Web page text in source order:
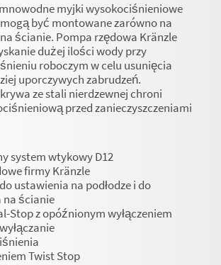
myjki wysokociśnieniowe
mogą być montowane zarówno na
na ścianie. Pompa rzędowa Kränzle
dużej ilości wody przy
roboczym w celu usunięcia
uporczywych zabrudzeń.
ze stali nierdzewnej chroni
przed zanieczyszczeniami
system wtykowy D12
firmy Kränzle
ustawienia na podłodze i do
na ścianie
Stop z opóźnionym wyłączeniem
Twist Stop